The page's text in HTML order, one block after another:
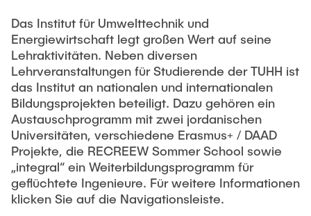
Ausstattung
Technikum
Labor
Software
Publikationen
Studien und Forschungsberichte
PROJEKTE
LEHRE
Praktikantenamt
Downloads (TUHH-Login)
Austausch Ägypten, Algerien und Jordanien
MITARBEITENDE
Lehrbeauftragte
Gastdozentinnen und Gastdozenten
VERANSTALTUNGEN
Energien (WS 24/25)
Online Lecture: Green Hydrogen Supply Chains
and Hydrogen Derivatives
Webinar Series: Green Hydrogen (2024)
Webinar Series: Green Hydrogen (2023)
Webinar-Serie: Grüner Kohlenstoff
Das Institut für Umwelttechnik und
Energiewirtschaft legt großen Wert auf seine
Lehraktivitäten. Neben diversen
Lehrveranstaltungen für Studierende der TUHH ist
das Institut an nationalen und internationalen
Bildungsprojekten beteiligt. Dazu gehören ein
Austauschprogramm mit zwei jordanischen
Universitäten, verschiedene Erasmus+ / DAAD
Projekte, die RECREEW Sommer School sowie
„integral“ ein Weiterbildungsprogramm für
geflüchtete Ingenieure. Für weitere Informationen
klicken Sie auf die Navigationsleiste.